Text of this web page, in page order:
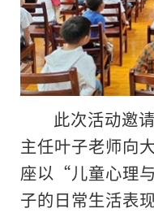
此次活动邀
主任叶子老师向
座以“儿童心理
子的日常生活表